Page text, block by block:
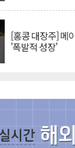
[홍콩 대장주] 메
'폭발적 성장'